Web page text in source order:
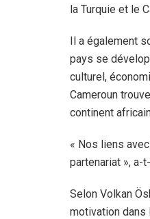
la Turquie et le
Il a également
pays se
culturel,
Cameroun
continent
« Nos liens
partenariat », a-
Selon Volkan
motivation dans